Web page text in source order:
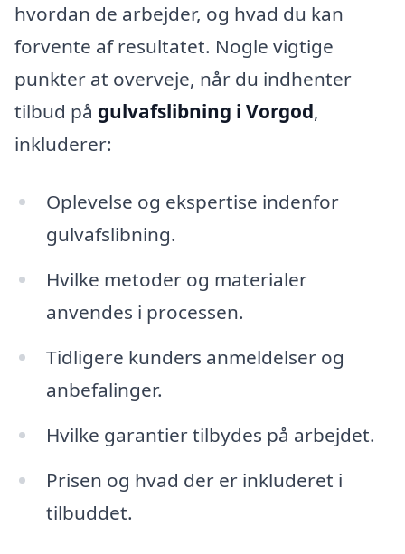
hvordan de arbejder, og hvad du kan
forvente af resultatet. Nogle vigtige
punkter at overveje, når du indhenter
tilbud på gulvafslibning i Vorgod,
inkluderer:
Oplevelse og ekspertise indenfor
gulvafslibning.
Hvilke metoder og materialer
anvendes i processen.
Tidligere kunders anmeldelser og
anbefalinger.
Hvilke garantier tilbydes på arbejdet.
Prisen og hvad der er inkluderet i
tilbuddet.